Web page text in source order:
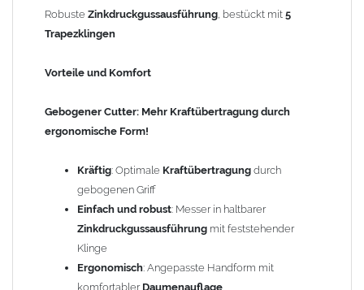
Gewicht: 0,14 kg
Robuste Zinkdruckgussausführung, bestückt mit 5
Trapezklingen
Vorteile und Komfort
Gebogener Cutter: Mehr Kraftübertragung durch
ergonomische Form!
Kräftig: Optimale Kraftübertragung durch
gebogenen Griff
Einfach und robust: Messer in haltbarer
Zinkdruckgussausführung mit feststehender
Klinge
Ergonomisch: Angepasste Handform mit
komfortabler Daumenauflage